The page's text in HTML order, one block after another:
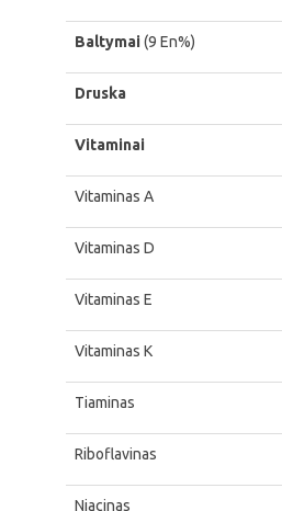
Baltymai(9 En%)
Druska
Vitaminai
Vitaminas A
Vitaminas D
Vitaminas E
Vitaminas K
Tiaminas
Riboflavinas
Niacinas